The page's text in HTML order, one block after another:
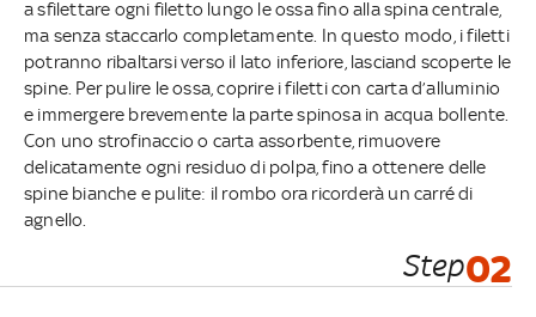
a sfilettare ogni filetto lungo le ossa fino alla spina centrale,
ma senza staccarlo completamente. In questo modo, i filetti
potranno ribaltarsi verso il lato inferiore, lasciand scoperte le
spine. Per pulire le ossa, coprire i filetti con carta d’alluminio
e immergere brevemente la parte spinosa in acqua bollente.
Con uno strofinaccio o carta assorbente, rimuovere
delicatamente ogni residuo di polpa, fino a ottenere delle
spine bianche e pulite: il rombo ora ricorderà un carré di
agnello.
Step02